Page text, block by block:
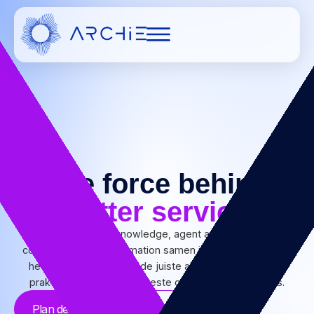
The force behind
better service
Archie brengt knowledge, agent assist, digital
conversations en automation samen in één platform. Van
het juiste antwoord tot de juiste actie, Archie maakt AI
praktisch en creëert de beste customer experiences.
Plan demo Lees meer